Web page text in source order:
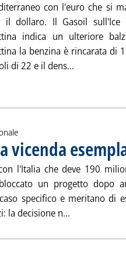
con l'euro che si
il dollaro. Il Gasoil sull'Ice
indica un ulteriore
la benzina è rincarata di
di 22 e il dens...
vicenda
l'Italia che deve 190
un progetto dopo
specifico e meritano di
la decisione n...